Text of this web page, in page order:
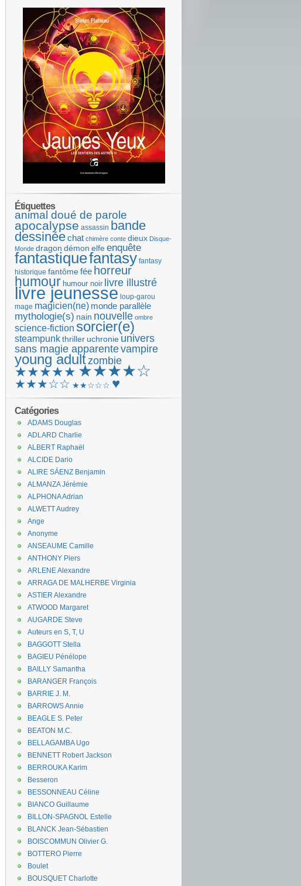
Étiquettes
animal doué de parole
apocalypse assassin bande
dessinéechat chimère conte dieux Disque-
Monde dragon démon elfeenquête
fantastiquefantasy fantasy
historique fantômefée horreur
humour humour noir livre illustré
livre jeunesse loup-garou
mage magicien(ne) monde parallèle
mythologie(s) nain nouvelle ombre
science-fiction sorcier(e)
steampunkthriller uchronie univers
sans magie apparentevampire
young adultzombie
★★★★★ ★★★★☆
★★★☆☆ ★★☆☆☆ ♥
Catégories
ADAMS Douglas
ADLARD Charlie
ALBERT Raphaël
ALCIDE Dario
ALIRE SÁENZ Benjamin
ALMANZA Jérémie
ALPHONA Adrian
ALWETT Audrey
Ange
Anonyme
ANSEAUME Camille
ANTHONY Piers
ARLENE Alexandre
ARRAGA DE MALHERBE Virginia
ASTIER Alexandre
ATWOOD Margaret
AUGARDE Steve
Auteurs en S, T, U
BAGGOTT Stella
BAGIEU Pénélope
BAILLY Samantha
BARANGER François
BARRIE J. M.
BARROWS Annie
BEAGLE S. Peter
BEATON M.C.
BELLAGAMBA Ugo
BENNETT Robert Jackson
BERROUKA Karim
Besseron
BESSONNEAU Céline
BIANCO Guillaume
BILLON-SPAGNOL Estelle
BLANCK Jean-Sébastien
BOISCOMMUN Olivier G.
BOTTERO Pierre
Boulet
BOUSQUET Charlotte